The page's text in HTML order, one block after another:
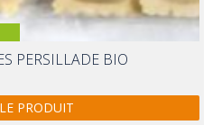
PERSILLADE BIO
PRODUIT